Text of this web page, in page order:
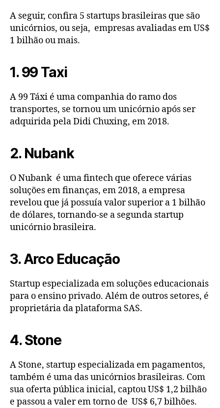
A seguir, confira 5 startups brasileiras que são
unicórnios, ou seja, empresas avaliadas em US$
1 bilhão ou mais.
1. 99 Taxi
A 99 Táxi é uma companhia do ramo dos
transportes, se tornou um unicórnio após ser
adquirida pela Didi Chuxing, em 2018.
2. Nubank
O Nubank é uma fintech que oferece várias
soluções em finanças, em 2018, a empresa
revelou que já possuía valor superior a 1 bilhão
de dólares, tornando-se a segunda startup
unicórnio brasileira.
3. Arco Educação
Startup especializada em soluções educacionais
para o ensino privado. Além de outros setores, é
proprietária da plataforma SAS.
4. Stone
A Stone, startup especializada em pagamentos,
também é uma das unicórnios brasileiras. Com
sua oferta pública inicial, captou US$ 1,2 bilhão
e passou a valer em torno de US$ 6,7 bilhões.